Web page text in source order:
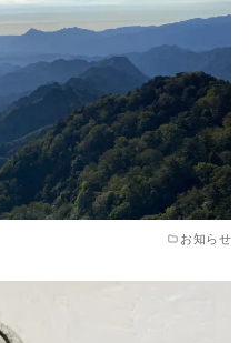
お知らせ